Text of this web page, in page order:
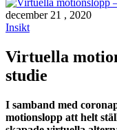
december 21 , 2020
Insikt
Virtuella
studie
I samband med
motionslopp att helt